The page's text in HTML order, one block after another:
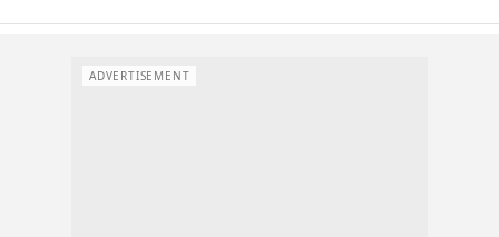
ADVERTISEMENT